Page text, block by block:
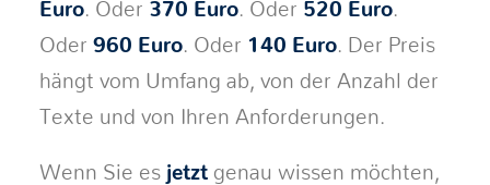
Euro. Oder 370 Euro. Oder 520 Euro.
Oder 960 Euro. Oder 140 Euro. Der Preis
hängt vom Umfang ab, von der Anzahl der
Texte und von Ihren Anforderungen.
Wenn Sie es jetzt genau wissen möchten,